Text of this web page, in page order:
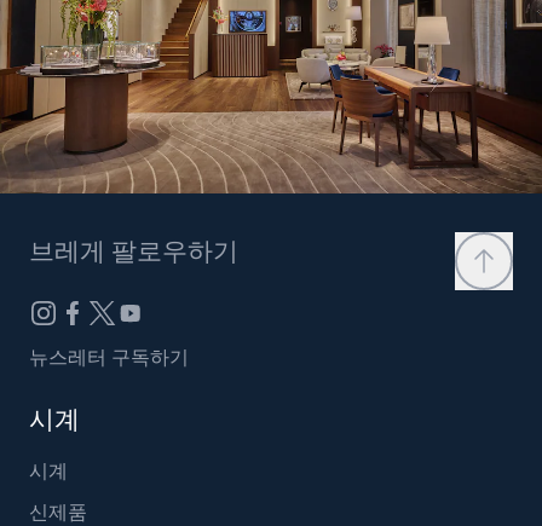
브레게 팔로우하기
뉴스레터 구독하기
시계
시계
신제품